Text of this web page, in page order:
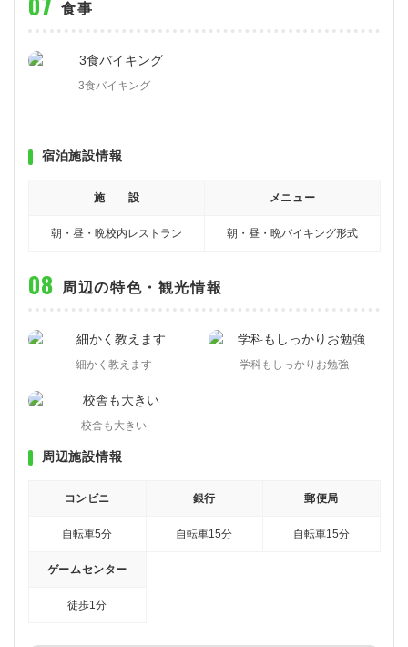
食事
3食バイキング
宿泊施設情報
施 設
朝・昼・晩校内レストラン
メニュー
朝・昼・晩バイキング形式
周辺の特色・観光情報
細かく教えます 学科もしっかりお勉強
校舎も大きい
周辺施設情報
コンビニ
自転車5分
銀行
自転車15分
郵便局
自転車15分
ゲームセンター
徒歩1分